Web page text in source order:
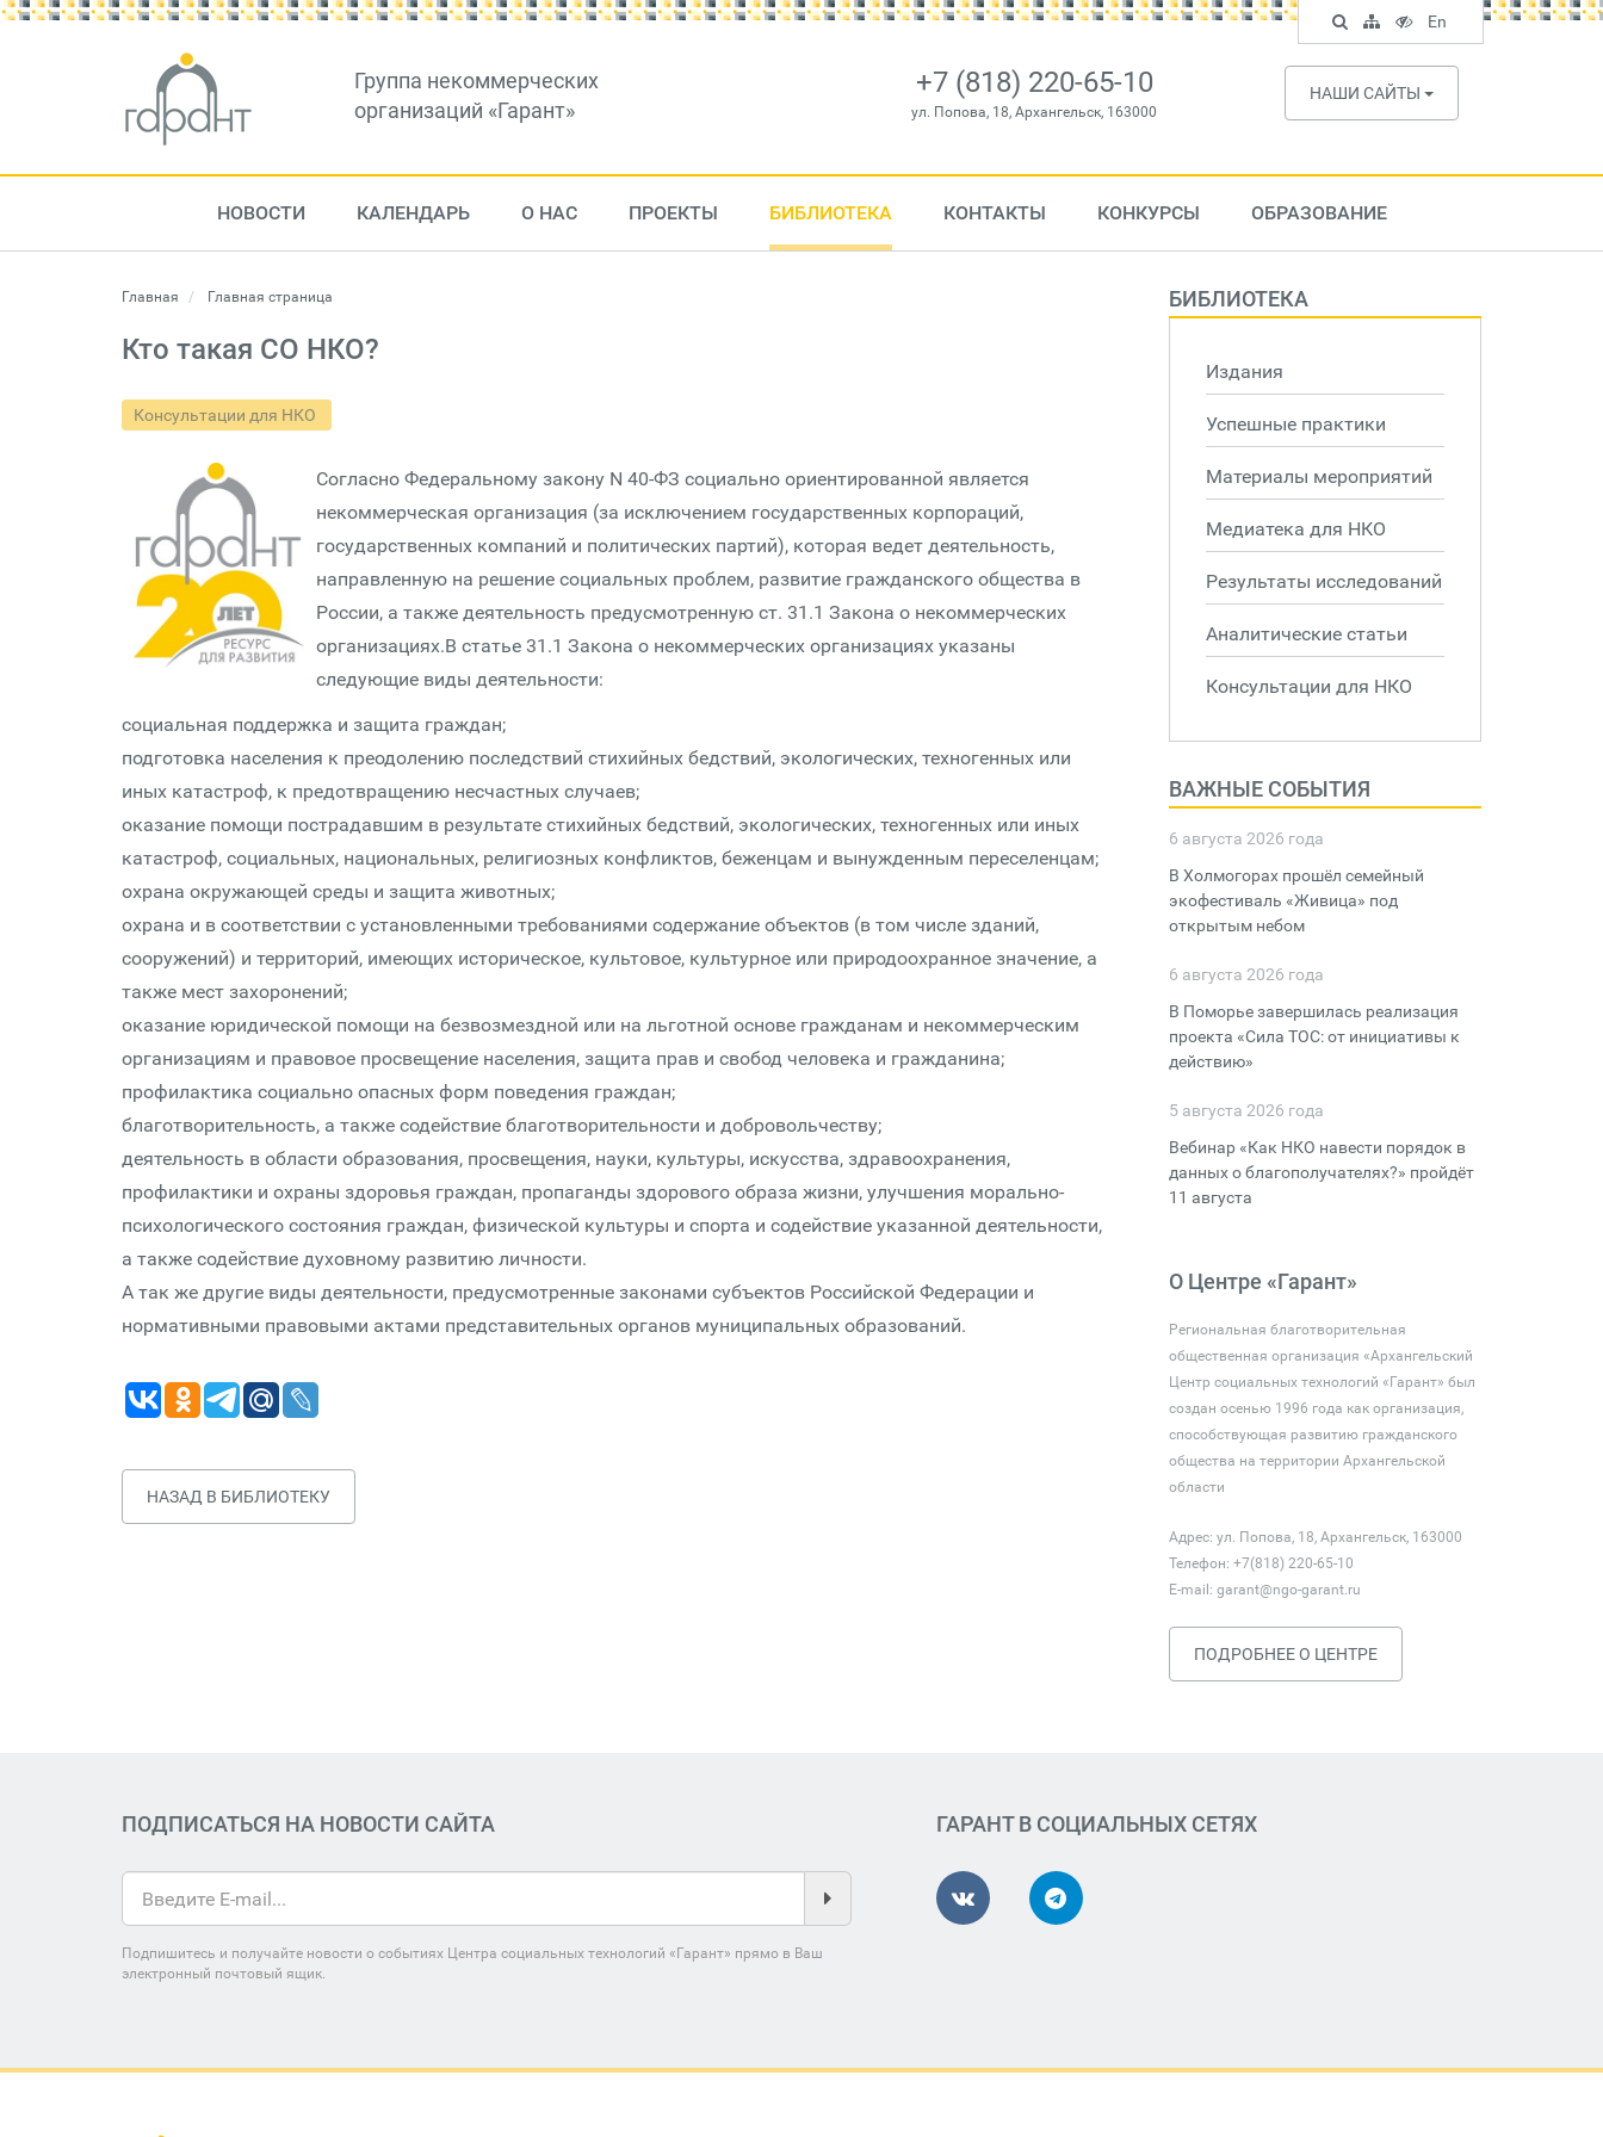
Группа некоммерческих
организаций «Гарант»
+7 (818) 220-65-10
ул. Попова, 18, Архангельск, 163000
НАШИ САЙТЫ
НОВОСТИ КАЛЕНДАРЬ О НАС ПРОЕКТЫ БИБЛИОТЕКА КОНТАКТЫ КОНКУРСЫ ОБРАЗОВАНИЕ
Главная Главная страница
Кто такая СО НКО?
Консультации для НКО
Согласно Федеральному закону N 40-ФЗ социально ориентированной является
некоммерческая организация (за исключением государственных корпораций,
государственных компаний и политических партий), которая ведет деятельность,
направленную на решение социальных проблем, развитие гражданского общества в
России, а также деятельность предусмотренную ст. 31.1 Закона о некоммерческих
организациях.В статье 31.1 Закона о некоммерческих организациях указаны
следующие виды деятельности:
социальная поддержка и защита граждан;
подготовка населения к преодолению последствий стихийных бедствий, экологических, техногенных или
иных катастроф, к предотвращению несчастных случаев;
оказание помощи пострадавшим в результате стихийных бедствий, экологических, техногенных или иных
катастроф, социальных, национальных, религиозных конфликтов, беженцам и вынужденным переселенцам;
охрана окружающей среды и защита животных;
охрана и в соответствии с установленными требованиями содержание объектов (в том числе зданий,
сооружений) и территорий, имеющих историческое, культовое, культурное или природоохранное значение, а
также мест захоронений;
оказание юридической помощи на безвозмездной или на льготной основе гражданам и некоммерческим
организациям и правовое просвещение населения, защита прав и свобод человека и гражданина;
профилактика социально опасных форм поведения граждан;
благотворительность, а также содействие благотворительности и добровольчеству;
деятельность в области образования, просвещения, науки, культуры, искусства, здравоохранения,
профилактики и охраны здоровья граждан, пропаганды здорового образа жизни, улучшения морально-
психологического состояния граждан, физической культуры и спорта и содействие указанной деятельности,
а также содействие духовному развитию личности.
А так же другие виды деятельности, предусмотренные законами субъектов Российской Федерации и
нормативными правовыми актами представительных органов муниципальных образований.
НАЗАД В БИБЛИОТЕКУ
БИБЛИОТЕКА
Издания
Успешные практики
Материалы мероприятий
Медиатека для НКО
Результаты исследований
Аналитические статьи
Консультации для НКО
ВАЖНЫЕ СОБЫТИЯ
6 августа 2026 года
В Холмогорах прошёл семейный
экофестиваль «Живица» под
открытым небом
6 августа 2026 года
В Поморье завершилась реализация
проекта «Сила ТОС: от инициативы к
действию»
5 августа 2026 года
Вебинар «Как НКО навести порядок в
данных о благополучателях?» пройдёт
11 августа
О Центре «Гарант»
Региональная благотворительная
общественная организация «Архангельский
Центр социальных технологий «Гарант» был
создан осенью 1996 года как организация,
способствующая развитию гражданского
общества на территории Архангельской
области
Адрес: ул. Попова, 18, Архангельск, 163000
Телефон: +7(818) 220-65-10
E-mail: garant@ngo-garant.ru
ПОДРОБНЕЕ О ЦЕНТРЕ
ПОДПИСАТЬСЯ НА НОВОСТИ САЙТА
Подпишитесь и получайте новости о событиях Центра социальных технологий «Гарант» прямо в Ваш
электронный почтовый ящик.
ГАРАНТ В СОЦИАЛЬНЫХ СЕТЯХ
Поиск
по
сайту
Карта
сайта
Версия
для
слабовидящих
En
English